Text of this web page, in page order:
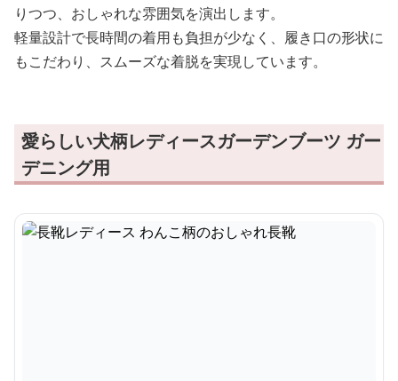
りつつ、おしゃれな雰囲気を演出します。
軽量設計で長時間の着用も負担が少なく、履き口の形状に
もこだわり、スムーズな着脱を実現しています。
愛らしい犬柄レディースガーデンブーツ ガー
デニング用